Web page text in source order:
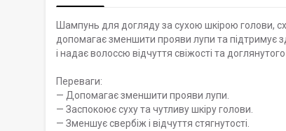
Шампунь для догляду за сухою шкірою голови,
допомагає зменшити прояви лупи та підтримує
і надає волоссю відчуття свіжості та
Переваги:
— Допомагає зменшити прояви лупи.
— Заспокоює суху та чутливу шкіру голови.
— Зменшує свербіж і відчуття стягнутості.